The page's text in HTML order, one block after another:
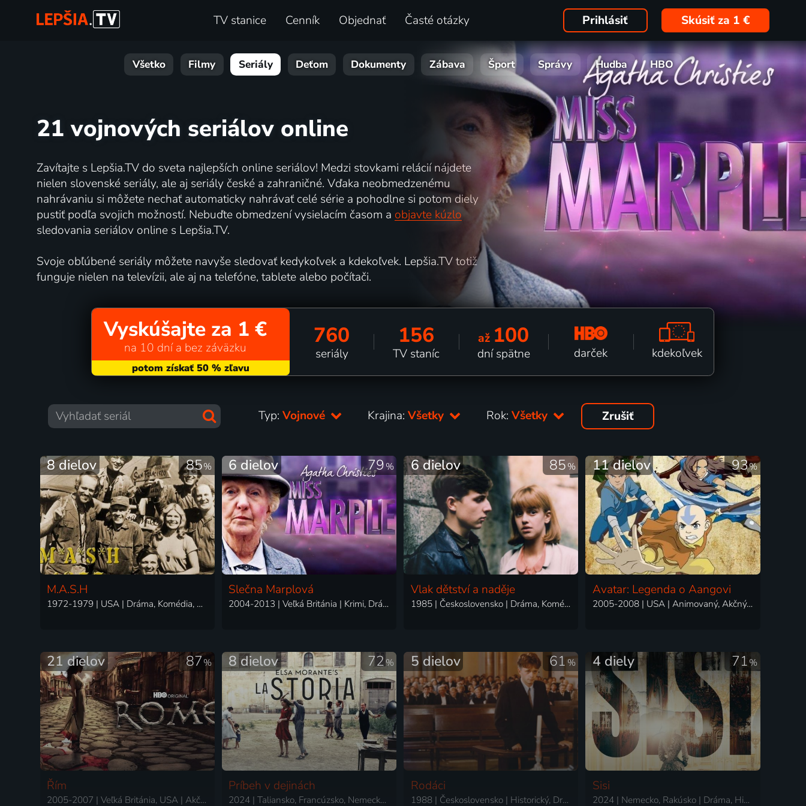
TV stanice Cenník Objednať Časté otázky Prihlásiť Skúsiť za 1 €
Všetko Filmy Seriály Deťom Dokumenty Zábava Šport Správy Hudba HBO
21 vojnových seriálov online
Zavítajte s Lepšia.TV do sveta najlepších online seriálov! Medzi stovkami relácií nájdete
nielen slovenské seriály, ale aj seriály české a zahraničné. Vďaka neobmedzenému
nahrávaniu si môžete nechať automaticky nahrávať celé série a pohodlne si potom diely
pustiť podľa svojich možností. Nebuďte obmedzení vysielacím časom a objavte kúzlo
sledovania seriálov online s Lepšia.TV.
Svoje obľúbené seriály môžete navyše sledovať kedykoľvek a kdekoľvek. Lepšia.TV totiž
funguje nielen na televízii, ale aj na telefóne, tablete alebo počítači.
Vyskúšajte za 1 €
na 10 dní a bez záväzku 760
seriály
156
TV staníc
až 100
dní spätne darček kdekoľvek
Typ:Vojnové Krajina:Všetky Rok:Všetky Zrušiť
85%
8 dielov
M.A.S.H
1972-1979 | USA | Dráma, Komédia, Vojnový
79%
6 dielov
Slečna Marplová
2004-2013 | Veľká Británia | Krimi, Dráma, Mysteriózny, Poviedkový, Vojnový
85%
6 dielov
Vlak dětství a naděje
1985 | Československo | Dráma, Komédia, Vojnový
93%
11 dielov
Avatar: Legenda o Aangovi
2005-2008 | USA | Animovaný, Akčný, Dobrodružný, Fantasy, Mysteriózny, Rodinný, Vojnový
87%
21 dielov
Řím
2005-2007 | Veľká Británia, USA | Akčný, Dráma, Historický, Romantický, Thriller, Vojnový
72%
8 dielov
Príbeh v dejinách
2024 | Taliansko, Francúzsko, Nemecko | Dráma, Vojnový
61%
5 dielov
Rodáci
1988 | Československo | Historický, Dráma, Vojnový
71%
4 diely
Sisi
2024 | Nemecko, Rakúsko | Dráma, Historický, Vojnový